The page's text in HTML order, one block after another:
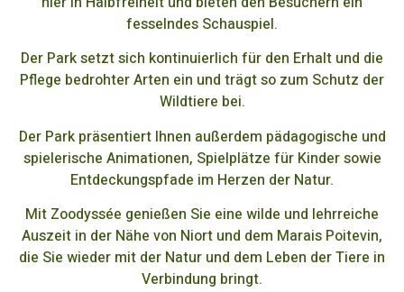
fesselndes Schauspiel.
Der Park setzt sich kontinuierlich für den Erhalt und die
Pflege bedrohter Arten ein und trägt so zum Schutz der
Wildtiere bei.
Der Park präsentiert Ihnen außerdem pädagogische und
spielerische Animationen, Spielplätze für Kinder sowie
Entdeckungspfade im Herzen der Natur.
Mit Zoodyssée genießen Sie eine wilde und lehrreiche
Auszeit in der Nähe von Niort und dem Marais Poitevin,
die Sie wieder mit der Natur und dem Leben der Tiere in
Verbindung bringt.